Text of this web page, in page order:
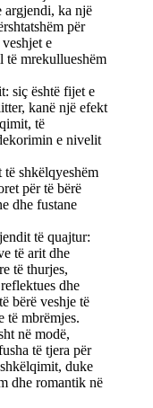
argjendi, ka një
për
e
të mrekullueshëm
siç është fijet e
kanë një efekt
të
e nivelit
shkëlqyeshëm
për të bërë
dhe fustane
të quajtur:
të arit dhe
të thurjes,
dhe
bërë veshje të
të mbrëmjes.
në modë,
të tjera për
duke
dhe romantik në